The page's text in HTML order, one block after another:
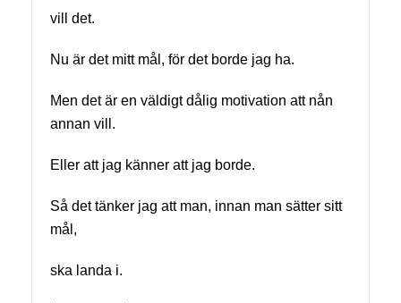
vill det.
Nu är det mitt mål, för det borde jag ha.
Men det är en väldigt dålig motivation att nån
annan vill.
Eller att jag känner att jag borde.
Så det tänker jag att man, innan man sätter sitt
mål,
ska landa i.